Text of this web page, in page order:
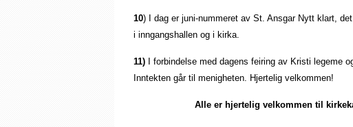
10) I dag er juni-nummeret av St. Ansgar Nytt klart,
i inngangshallen og i kirka.
11) I forbindelse med dagens feiring av Kristi legeme
Inntekten går til menigheten. Hjertelig velkommen!
Alle er hjertelig velkommen til